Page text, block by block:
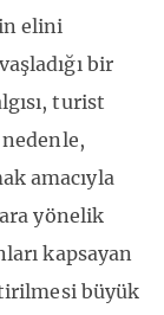
elini
bir
turist
amacıyla
yönelik
kapsayan
büyük